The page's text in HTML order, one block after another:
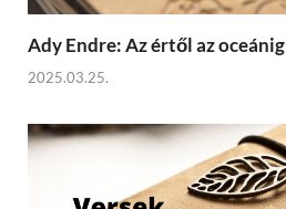
Ady Endre: Az értől az oceánig
2025.03.25.